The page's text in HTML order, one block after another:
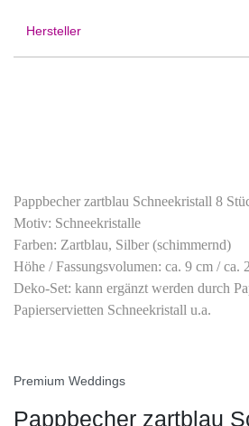
Hersteller
Pappbecher zartblau Schneekristall 8
Motiv: Schneekristalle
Farben: Zartblau, Silber (schimmernd)
Höhe / Fassungsvolumen: ca. 9 cm / ca.
Deko-Set: kann ergänzt werden durch
Papierservietten Schneekristall u.a.
Premium Weddings
Pappbecher zartblau